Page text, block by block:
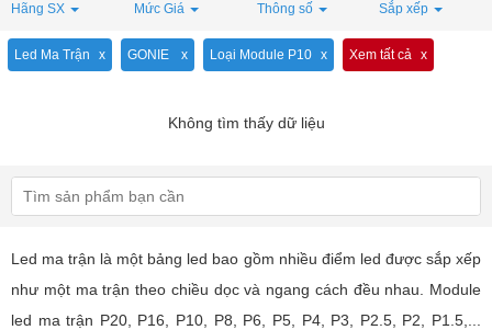
Hãng SX Mức Giá Thông số Sắp xếp
Led Ma Trận GONIE Loại Module P10 Xem tất cả
Không tìm thấy dữ liệu
Led ma trận là một bảng led bao gồm nhiều điểm led được sắp xếp
như một ma trận theo chiều dọc và ngang cách đều nhau. Module
led ma trận P20, P16, P10, P8, P6, P5, P4, P3, P2.5, P2, P1.5,...